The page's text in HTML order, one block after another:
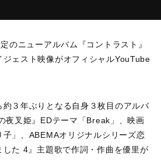
のニューアルバム『コントラスト』
ェスト映像がオフィシャルYouTube
３年ぶりとなる自身３枚目のアルバ
夜叉姫』EDテーマ「Break」、映画
子」、ABEMAオリジナルシリーズ恋
た 4』主題歌で作詞・作曲を優里が